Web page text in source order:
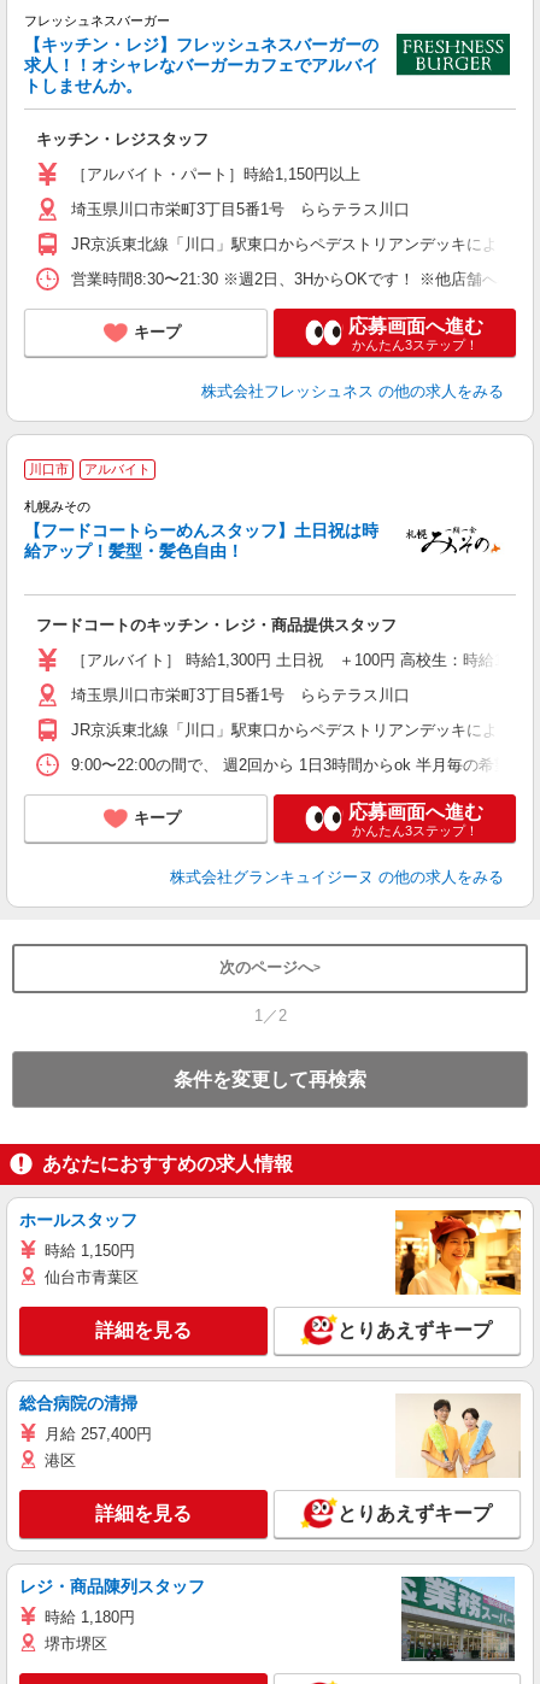
フレッシュネスバーガー
【キッチン・レジ】フレッシュネスバーガーの
求人！！オシャレなバーガーカフェでアルバイ
トしませんか。
キッチン・レジスタッフ
［アルバイト・パート］時給1,150円以上
埼玉県川口市栄町3丁目5番1号 ららテラス川口
JR京浜東北線「川口」駅東口からペデストリアンデッキにより直
営業時間8:30〜21:30 ※週2日、3HからOKです！ ※他店舗へのヘ
キープ 応募画面へ進む
かんたん3ステップ！
株式会社フレッシュネス の他の求人をみる
川口市 アルバイト
札幌みその
【フードコートらーめんスタッフ】土日祝は時
給アップ！髪型・髪色自由！
フードコートのキッチン・レジ・商品提供スタッフ
［アルバイト］ 時給1,300円 土日祝 ＋100円 高校生：時給
埼玉県川口市栄町3丁目5番1号 ららテラス川口
JR京浜東北線「川口」駅東口からペデストリアンデッキにより直
9:00〜22:00の間で、 週2回から 1日3時間からok 半月毎の希望シ
キープ 応募画面へ進む
かんたん3ステップ！
株式会社グランキュイジーヌ の他の求人をみる
次のページへ
1／2
条件を変更して再検索
あなたにおすすめの求人情報
ホールスタッフ
時給 1,150円
仙台市青葉区
詳細を見る とりあえずキープ
総合病院の清掃
月給 257,400円
港区
詳細を見る とりあえずキープ
レジ・商品陳列スタッフ
時給 1,180円
堺市堺区